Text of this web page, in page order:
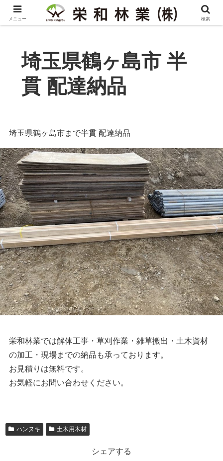
埼玉県鶴ヶ島市 半
貫 配達納品
埼玉県鶴ヶ島市まで半貫 配達納品
栄和林業では解体工事・草刈作業・雑草搬出・土木資材
の加工・現場までの納品も承っております。
お見積りは無料です。
お気軽にお問い合わせください。
ハンヌキ 土木用木材
シェアする
メニュー 検索